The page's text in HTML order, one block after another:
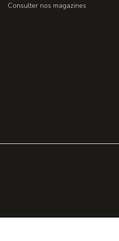
Consulter nos magazines